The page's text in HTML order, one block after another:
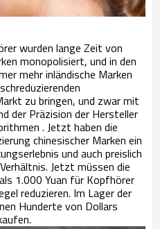
wurden lange Zeit von
monopolisiert, und in den
mehr inländische Marken
zu bringen, und zwar mit
der Präzision der Hersteller
. Jetzt haben die
chinesischer Marken ein
und auch preislich
Jetzt müssen die
1.000 Yuan für Kopfhörer
reduzieren. Im Lager der
Hunderte von Dollars